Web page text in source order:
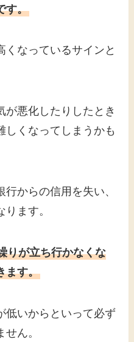
す。
くなっているサインと
が悪化したりしたとき
しくなってしまうかも
からの信用を失い、
ます。
りが立ち行かなくな
ます。
低いからといって必ず
ん。